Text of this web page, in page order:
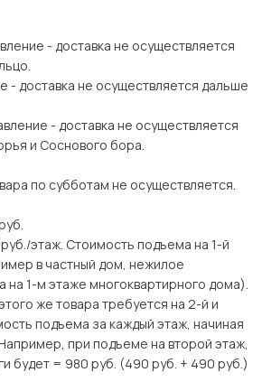
- доставка не осуществляется
- доставка не осуществляется дальше
- доставка не осуществляется
и Соснового бора.
по субботам не осуществляется.
этаж. Стоимость подъема на 1-й
в частный дом, нежилое
на 1-м этаже многоквартирного дома).
же товара требуется на 2-й и
подъема за каждый этаж, начиная
при подъеме на второй этаж,
будет = 980 руб. (490 руб. + 490 руб.)